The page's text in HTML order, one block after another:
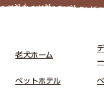
老犬ホーム
ペットホテル